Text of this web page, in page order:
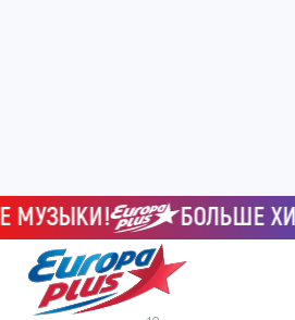
БОЛЬШЕ